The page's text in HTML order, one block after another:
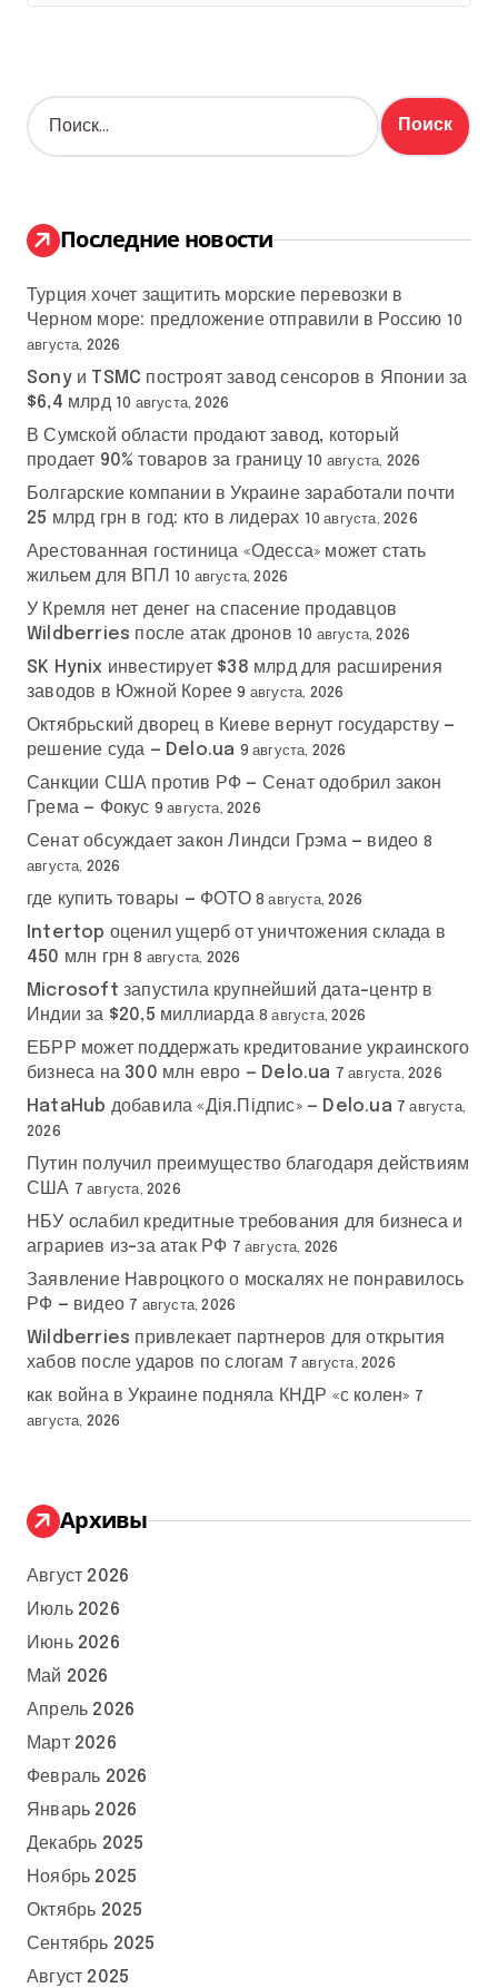
Н
а
:
Последние новости
Турция хочет защитить морские перевозки в
Черном море: предложение отправили в Россию 10
августа, 2026
Sony и TSMC построят завод сенсоров в Японии за
$6,4 млрд 10 августа, 2026
В Сумской области продают завод, который
продает 90% товаров за границу 10 августа, 2026
Болгарские компании в Украине заработали почти
25 млрд грн в год: кто в лидерах 10 августа, 2026
Арестованная гостиница «Одесса» может стать
жильем для ВПЛ
10 августа, 2026
У Кремля нет денег на спасение продавцов
Wildberries после атак дронов 10 августа, 2026
SK Hynix инвестирует $38 млрд для расширения
заводов в Южной Корее 9 августа, 2026
Октябрьский дворец в Киеве вернут государству —
решение суда — Delo.ua 9 августа, 2026
Санкции США против РФ — Сенат одобрил закон
Грема — Фокус 9 августа, 2026
Сенат обсуждает закон Линдси Грэма — видео 8
августа, 2026
где купить товары — ФОТО 8 августа, 2026
Intertop оценил ущерб от уничтожения склада в
450 млн грн 8 августа, 2026
Microsoft запустила крупнейший дата-центр в
Индии за $20,5 миллиарда 8 августа, 2026
ЕБРР может поддержать кредитование украинского
бизнеса на 300 млн евро — Delo.ua 7 августа, 2026
HataHub добавила «Дія.Підпис» — Delo.ua 7 августа,
2026
Путин получил преимущество благодаря действиям
США 7 августа, 2026
НБУ ослабил кредитные требования для бизнеса и
аграриев из-за атак РФ 7 августа, 2026
Заявление Навроцкого о москалях не понравилось
РФ — видео 7 августа, 2026
Wildberries привлекает партнеров для открытия
хабов после ударов по слогам 7 августа, 2026
как война в Украине подняла КНДР «с колен» 7
августа, 2026
Архивы
Август 2026
Июль 2026
Июнь 2026
Май 2026
Апрель 2026
Март 2026
Февраль 2026
Январь 2026
Декабрь 2025
Ноябрь 2025
Октябрь 2025
Сентябрь 2025
Август 2025